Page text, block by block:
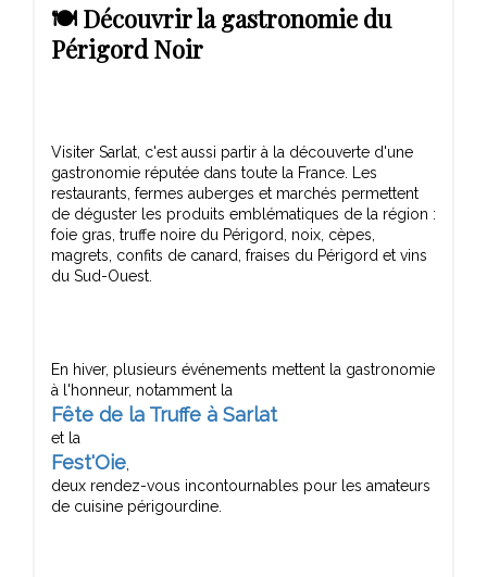
🍽️ Découvrir la gastronomie du
Périgord Noir
Visiter Sarlat, c'est aussi partir à la découverte d'une
gastronomie réputée dans toute la France. Les
restaurants, fermes auberges et marchés permettent
de déguster les produits emblématiques de la région :
foie gras, truffe noire du Périgord, noix, cèpes,
magrets, confits de canard, fraises du Périgord et vins
En hiver, plusieurs événements mettent la gastronomie
Fête de la Truffe à Sarlat
Fest'Oie
deux rendez-vous incontournables pour les amateurs